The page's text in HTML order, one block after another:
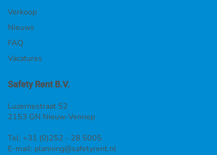
Safety Rent B.V.
Luzernestraat 52
2153 GN Nieuw-Vennep
Tel: +31 (0)252 - 28 5005
E-mail: planning@safetyrent.nl
Verkoop
Nieuws
FAQ
Vacatures